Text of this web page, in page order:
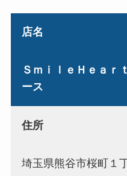
店名
ＳｍｉｌｅＨｅａｒ
ース
住所
埼玉県熊谷市桜町１